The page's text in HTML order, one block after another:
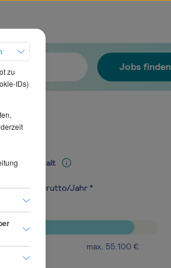
Jobs finden
Mediangehalt
€ brutto/Jahr *
max. 55.100 €
zu
IDs)